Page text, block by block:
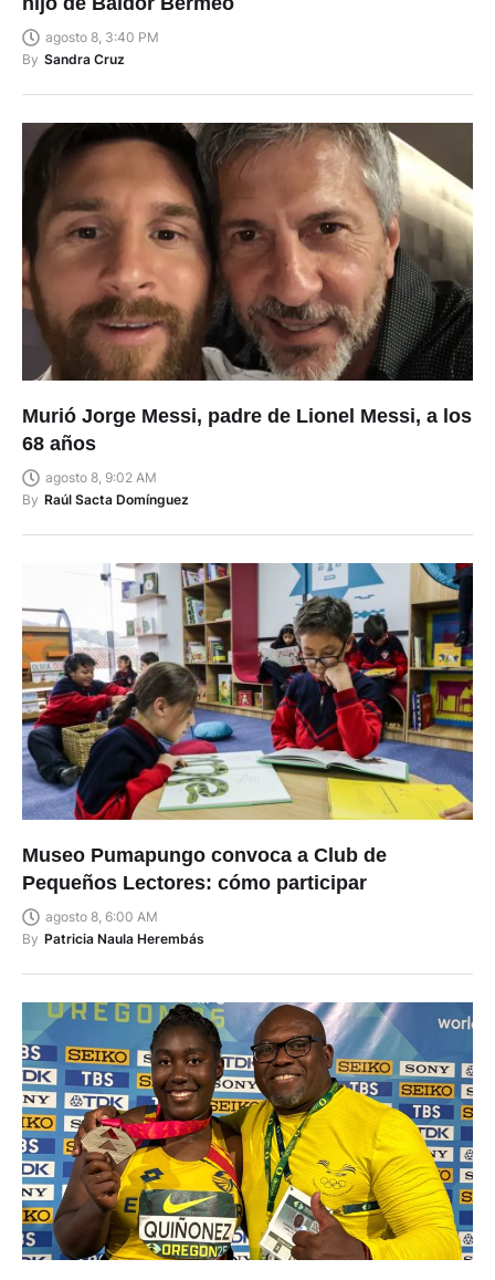
agosto 8, 3:40 PM
By Sandra Cruz
Murió Jorge Messi, padre de Lionel Messi, a los
68 años
agosto 8, 9:02 AM
By Raúl Sacta Domínguez
Museo Pumapungo convoca a Club de
Pequeños Lectores: cómo participar
agosto 8, 6:00 AM
By Patricia Naula Herembás